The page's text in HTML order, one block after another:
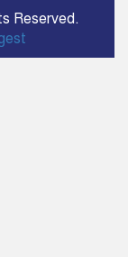
Reserved.